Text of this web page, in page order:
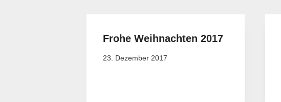
Frohe Weihnachten 2017
23. Dezember 2017